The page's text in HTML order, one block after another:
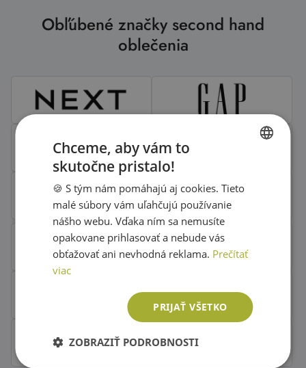
Obľúbené značky second hand
oblečenia
ENGLISH
Chceme, aby vám to
skutočne pristalo!
🍪 S tým nám pomáhajú aj cookies. Tieto
malé súbory vám uľahčujú používanie
nášho webu. Vďaka ním sa nemusíte
opakovane prihlasovať a nebude vás
obťažovať ani nevhodná reklama. Prečítať
viac
PRIJAŤ VŠETKO
ZOBRAZIŤ PODROBNOSTI